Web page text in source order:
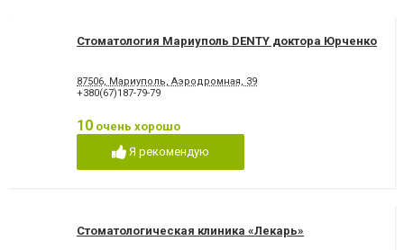
Стоматология Мариуполь DENTY доктора Юрченко
87506, Мариуполь, Аэродромная, 39
+380(67)187-79-79
10 очень хорошо
Я рекомендую
Стоматологическая клиника «Лекарь»